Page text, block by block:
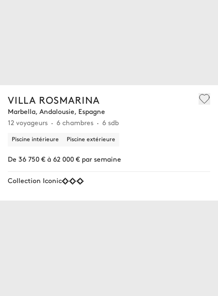
VILLA ROSMARINA
Marbella, Andalousie, Espagne
12 voyageurs
6 chambres 6 sdb
Piscine intérieure Piscine extérieure
De 36 750 € à 62 000 € par semaine
Collection Iconic